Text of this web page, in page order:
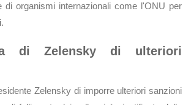
di organismi internazionali come l'ONU per
di Zelensky di ulteriori
Zelensky di imporre ulteriori sanzioni